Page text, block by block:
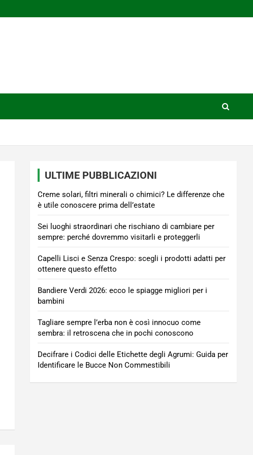
ULTIME PUBBLICAZIONI
Creme solari, filtri minerali o chimici? Le differenze che
è utile conoscere prima dell’estate
Sei luoghi straordinari che rischiano di cambiare per
sempre: perché dovremmo visitarli e proteggerli
Capelli Lisci e Senza Crespo: scegli i prodotti adatti per
ottenere questo effetto
Bandiere Verdi 2026: ecco le spiagge migliori per i
bambini
Tagliare sempre l’erba non è così innocuo come
sembra: il retroscena che in pochi conoscono
Decifrare i Codici delle Etichette degli Agrumi: Guida per
Identificare le Bucce Non Commestibili